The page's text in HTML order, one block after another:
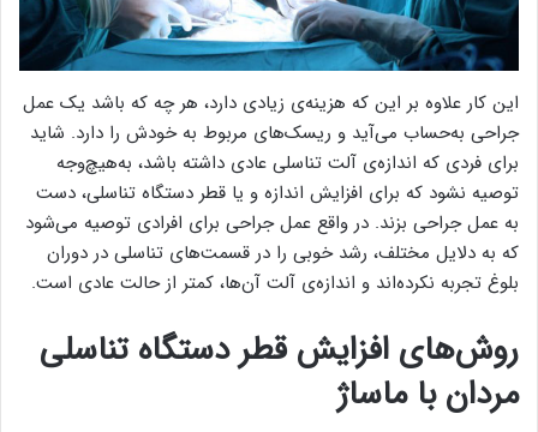
این کار علاوه‌ بر این که هزینه‌ی زیادی دارد، هر چه که باشد یک عمل
جراحی به‌حساب می‌آید و ریسک‌های مربوط به خودش را دارد. شاید
برای فردی که اندازه‌ی آلت تناسلی عادی داشته باشد، به‌هیچ‌وجه
توصیه نشود که برای افزایش اندازه و یا قطر دستگاه تناسلی، دست
به عمل جراحی بزند. در واقع عمل جراحی برای افرادی توصیه می‌شود
که به دلایل مختلف، رشد خوبی را در قسمت‌های تناسلی در دوران
بلوغ تجربه نکرده‌اند و اندازه‌ی آلت آن‌ها، کمتر از حالت عادی است.
روش‌های افزایش قطر دستگاه تناسلی
مردان با ماساژ